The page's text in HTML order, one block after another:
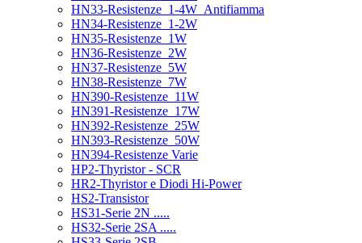
HN33-Resistenze_1-4W_Antifiamma
HN34-Resistenze_1-2W
HN35-Resistenze_1W
HN36-Resistenze_2W
HN37-Resistenze_5W
HN38-Resistenze_7W
HN390-Resistenze_11W
HN391-Resistenze_17W
HN392-Resistenze_25W
HN393-Resistenze_50W
HN394-Resistenze Varie
HP2-Thyristor - SCR
HR2-Thyristor e Diodi Hi-Power
HS2-Transistor
HS31-Serie 2N .....
HS32-Serie 2SA .....